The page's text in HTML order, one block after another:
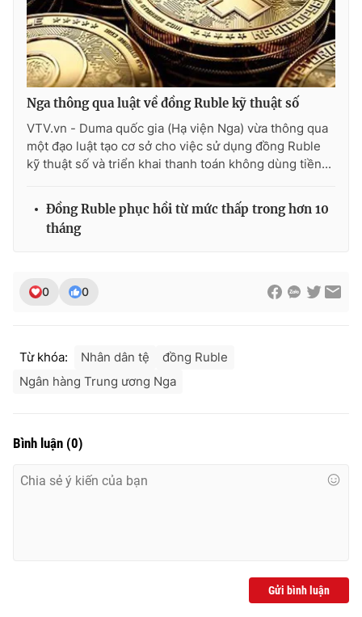
VTV Sức khoẻ Bất động sản
Thị trường 24h Tấm lòng Việt
VTV4 Vươn mình bằng AI
Liên hệ tòa soạn
THỜI BÁO VTV
Theo dõi báo trên
Cơ quan chủ quản:
Giấy phép hoạt động báo in và báo điện tử số 483/GP-BTTTT
024.38 355 931 - 024.38 355 932
Nga thông qua luật về đồng Ruble kỹ thuật số
VTV.vn - Duma quốc gia (Hạ viện Nga) vừa thông qua
một đạo luật tạo cơ sở cho việc sử dụng đồng Ruble
kỹ thuật số và triển khai thanh toán không dùng tiền...
Đồng Ruble phục hồi từ mức thấp trong hơn 10
tháng
0 0
Từ khóa: Nhân dân tệ
đồng Ruble
Ngân hàng Trung ương Nga
Bình luận (0)
Gửi bình luận